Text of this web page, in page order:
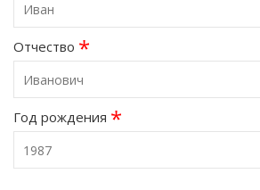
Отчество *
Год рождения *